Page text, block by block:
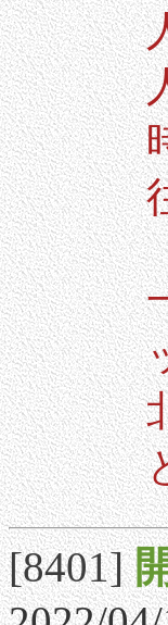
[8401]